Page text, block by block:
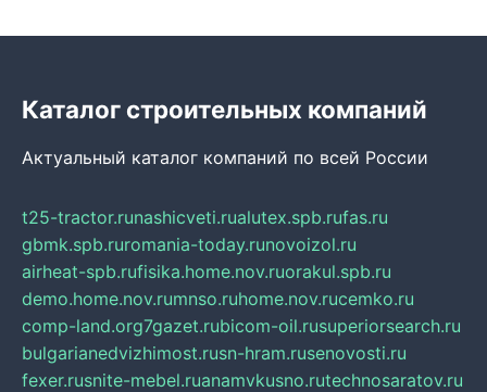
Каталог строительных компаний
Актуальный каталог компаний по всей России
t25-tractor.runashicveti.rualutex.spb.rufas.ru
gbmk.spb.ruromania-today.runovoizol.ru
airheat-spb.rufisika.home.nov.ruorakul.spb.ru
demo.home.nov.rumnso.ruhome.nov.rucemko.ru
comp-land.org7gazet.rubicom-oil.rusuperiorsearch.ru
bulgarianedvizhimost.rusn-hram.rusenovosti.ru
fexer.rusnite-mebel.ruanamvkusno.rutechnosaratov.ru